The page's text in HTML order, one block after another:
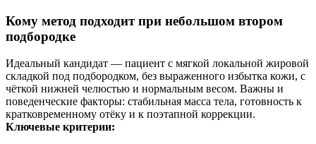
Кому метод подходит при небольшом втором
подбородке
Идеальный кандидат — пациент с мягкой локальной жировой
складкой под подбородком, без выраженного избытка кожи, с
чёткой нижней челюстью и нормальным весом. Важны и
поведенческие факторы: стабильная масса тела, готовность к
кратковременному отёку и к поэтапной коррекции.
Ключевые критерии: